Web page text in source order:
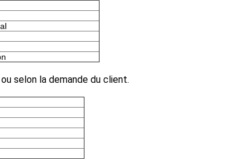
selon la demande du client.